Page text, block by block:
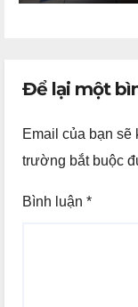
Để lại một
Email của bạn
trường bắt buộc
Bình luận *